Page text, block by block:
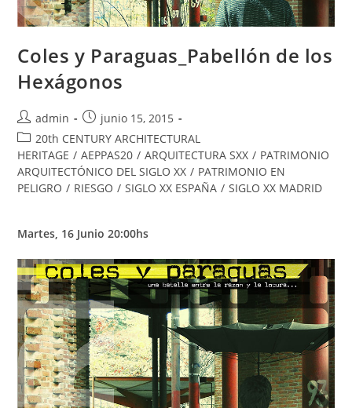
Coles y Paraguas_Pabellón de los
Hexágonos
admin
junio 15, 2015
20th CENTURY ARCHITECTURAL
HERITAGE / AEPPAS20 / ARQUITECTURA SXX / PATRIMONIO
ARQUITECTÓNICO DEL SIGLO XX / PATRIMONIO EN
PELIGRO / RIESGO / SIGLO XX ESPAÑA / SIGLO XX MADRID
Martes, 16 Junio 20:00hs